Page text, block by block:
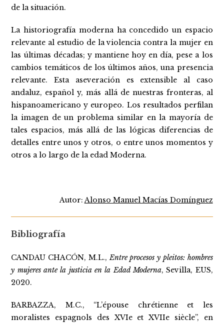
de la situación.
La historiografía moderna ha concedido un espacio
relevante al estudio de la violencia contra la mujer en
las últimas décadas; y mantiene hoy en día, pese a los
cambios temáticos de los últimos años, una presencia
relevante. Esta aseveración es extensible al caso
andaluz, español y, más allá de nuestras fronteras, al
hispanoamericano y europeo. Los resultados perfilan
la imagen de un problema similar en la mayoría de
tales espacios, más allá de las lógicas diferencias de
detalles entre unos y otros, o entre unos momentos y
otros a lo largo de la edad Moderna.
Autor:Alonso Manuel Macías Domínguez
Bibliografía
CANDAU CHACÓN, M.L.,Entre procesos y pleitos: hombres
y mujeres ante la justicia en la Edad Moderna, Sevilla, EUS,
2020.
BARBAZZA, M.C., “L’épouse chrétienne et les
moralistes espagnols des XVIe et XVIIe siècle”, en